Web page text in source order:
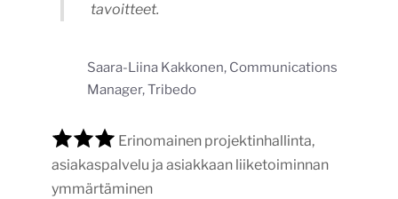
tavoitteet.
Saara-Liina Kakkonen, Communications
Manager, Tribedo
Erinomainen projektinhallinta,
asiakaspalvelu ja asiakkaan liiketoiminnan
ymmärtäminen